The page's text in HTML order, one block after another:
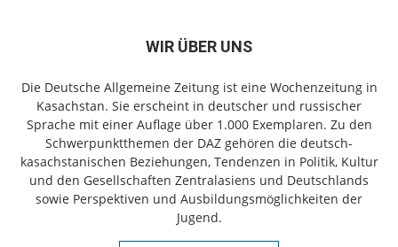
WIR ÜBER UNS
Die Deutsche Allgemeine Zeitung ist eine Wochenzeitung in
Kasachstan. Sie erscheint in deutscher und russischer
Sprache mit einer Auflage über 1.000 Exemplaren. Zu den
Schwerpunktthemen der DAZ gehören die deutsch-
kasachstanischen Beziehungen, Tendenzen in Politik, Kultur
und den Gesellschaften Zentralasiens und Deutschlands
sowie Perspektiven und Ausbildungsmöglichkeiten der
Jugend.